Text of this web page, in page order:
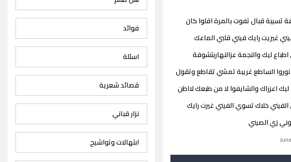
تسيبة قبال تفوت بالمرة اقلوا كان
غيريت رايك فيني قلبي الماعك
ليك والنجمة عزالنهاربتشوفة
نوروا الساطع غريبة تمشي تقاطع وتقول
اعزراك والشايفوا لا من طبعك لااظن
خلاك تسوي الفيني غيرت رايك
زي الصيني
فوائد
اسئلة
قصائد شعرية
نزار قباني
ابتهالات وتواشيح